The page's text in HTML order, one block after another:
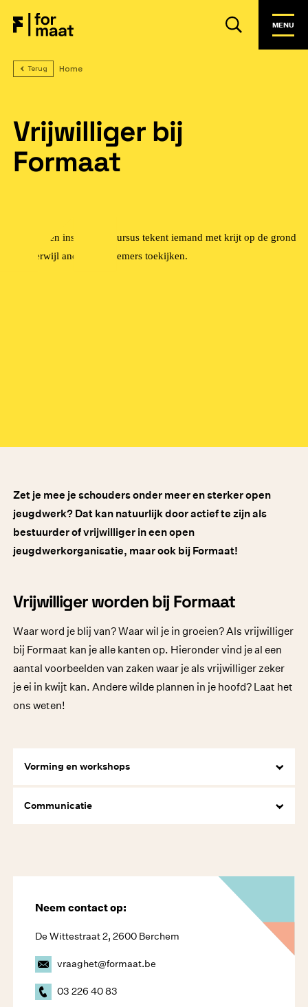
MENU
Terug Home
Vrijwilliger bij
Formaat
Zet je mee je schouders onder meer en sterker open
jeugdwerk? Dat kan natuurlijk door actief te zijn als
bestuurder of vrijwilliger in een open
jeugdwerkorganisatie, maar ook bij Formaat!
Vrijwilliger worden bij Formaat
Waar word je blij van? Waar wil je in groeien? Als vrijwilliger
bij Formaat kan je alle kanten op. Hieronder vind je al een
aantal voorbeelden van zaken waar je als vrijwilliger zeker
je ei in kwijt kan. Andere wilde plannen in je hoofd? Laat het
ons weten!
Vorming en workshops
Communicatie
Neem contact op:
De Wittestraat 2, 2600 Berchem
vraaghet@formaat.be
03 226 40 83